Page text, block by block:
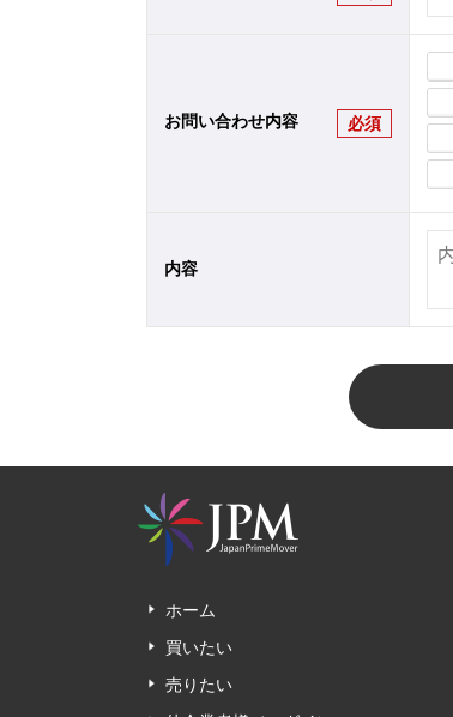
お問い合わせ内容 必須
内容
ホーム
買いたい
売りたい